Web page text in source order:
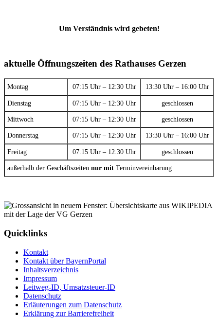
Um Verständnis wird gebeten!
aktuelle Öffnungszeiten des Rathauses Gerzen
Montag 07:15 Uhr – 12:30 Uhr 13:30 Uhr – 16:00 Uhr
Dienstag 07:15 Uhr – 12:30 Uhr geschlossen
Mittwoch 07:15 Uhr – 12:30 Uhr geschlossen
Donnerstag 07:15 Uhr – 12:30 Uhr 13:30 Uhr – 16:00 Uhr
Freitag 07:15 Uhr – 12:30 Uhr geschlossen
außerhalb der Geschäftszeiten nur mit Terminvereinbarung
Quicklinks
Kontakt
Kontakt über BayernPortal
Inhaltsverzeichnis
Impressum
Leitweg-ID, Umsatzsteuer-ID
Datenschutz
Erläuterungen zum Datenschutz
Erklärung zur Barrierefreiheit